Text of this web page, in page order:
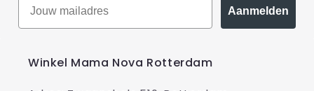
Aanmelden
Winkel Mama Nova Rotterdam